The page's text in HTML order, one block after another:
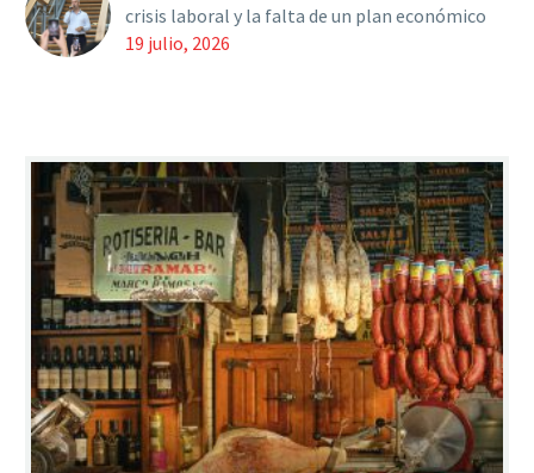
crisis laboral y la falta de un plan económico
19 julio, 2026